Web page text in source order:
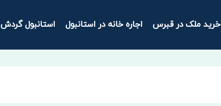
خرید ملک در قبرس اجاره خانه در استانبول استانبول گردش